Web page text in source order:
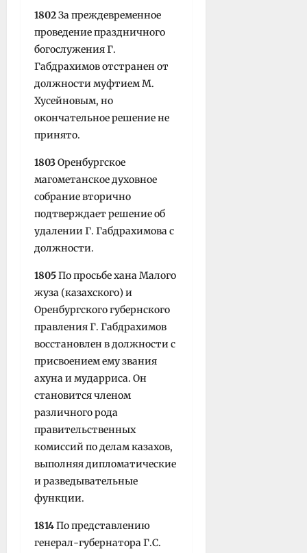
1802За преждевре­менное
проведение праздничного
богослу­жения Г.
Габдрахимов отстранен от
должности муфтием М.
Хусейновым, но
окончательное решение не
принято.
1803Оренбургское
магометанское духовное
собрание вторично
подтверждает решение об
удалении Г. Габдрахимова с
должности.
1805По просьбе хана Малого
жуза (казахского) и
Оренбургского губернского
правления Г. Габдрахимов
восстано­влен в должности с
присвоением ему звания
ахуна и мударриса. Он
становится членом
различного рода
правительственных
комиссий по делам казахов,
выполняя дипломатические
и разведывательные
функции.
1814По представлению
гене­рал-губернатора Г.С.